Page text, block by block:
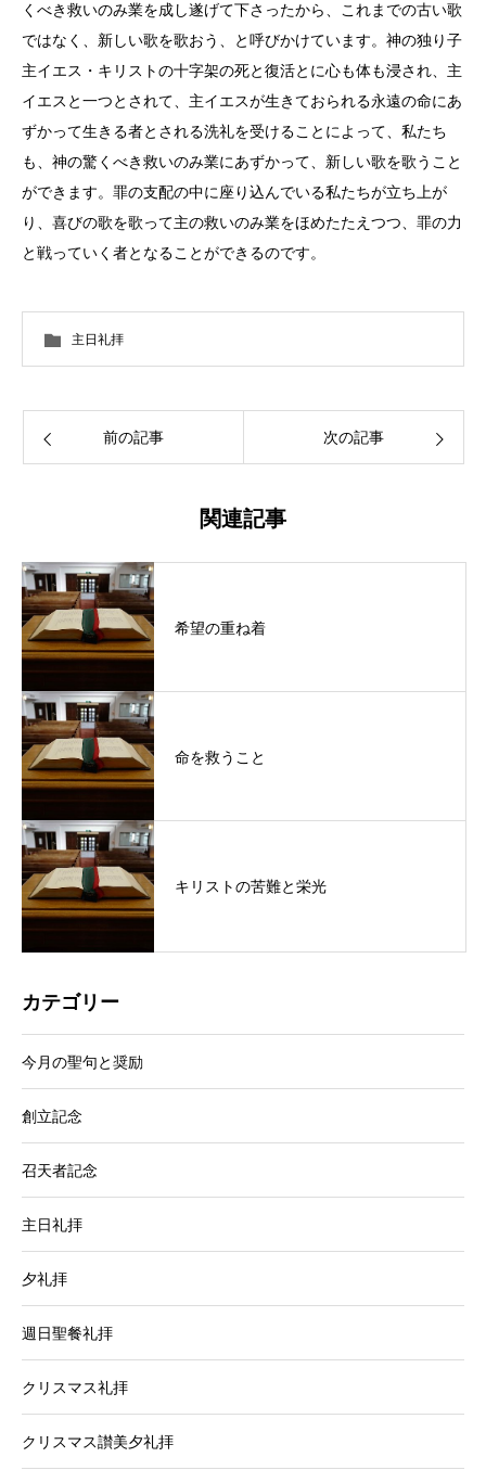
くべき救いのみ業を成し遂げて下さったから、これまでの古い歌
ではなく、新しい歌を歌おう、と呼びかけています。神の独り子
主イエス・キリストの十字架の死と復活とに心も体も浸され、主
イエスと一つとされて、主イエスが生きておられる永遠の命にあ
ずかって生きる者とされる洗礼を受けることによって、私たち
も、神の驚くべき救いのみ業にあずかって、新しい歌を歌うこと
ができます。罪の支配の中に座り込んでいる私たちが立ち上が
り、喜びの歌を歌って主の救いのみ業をほめたたえつつ、罪の力
と戦っていく者となることができるのです。
主日礼拝
前の記事 次の記事
関連記事
希望の重ね着
命を救うこと
キリストの苦難と栄光
カテゴリー
今月の聖句と奨励
創立記念
召天者記念
主日礼拝
夕礼拝
週日聖餐礼拝
クリスマス礼拝
クリスマス讃美夕礼拝